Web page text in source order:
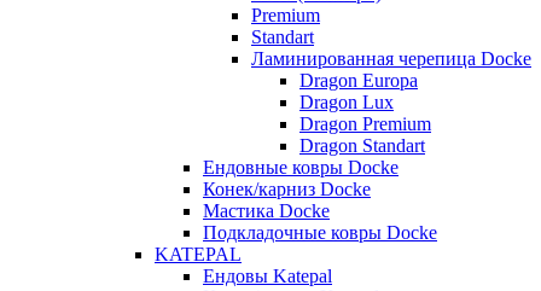
Premium
Standart
Ламинированная черепица Docke
Dragon Europa
Dragon Lux
Dragon Premium
Dragon Standart
Ендовные ковры Docke
Конек/карниз Docke
Мастика Docke
Подкладочные ковры Docke
KATEPAL
Ендовы Katepal